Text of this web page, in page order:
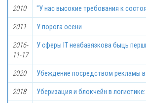
2010 "У нас высокие требования к
2011 У порога осени
2016-
11-17
У сферы IT неабавязкова быць
2020 Убеждение посредством рекламы
2018 Уберизация и блокчейн в